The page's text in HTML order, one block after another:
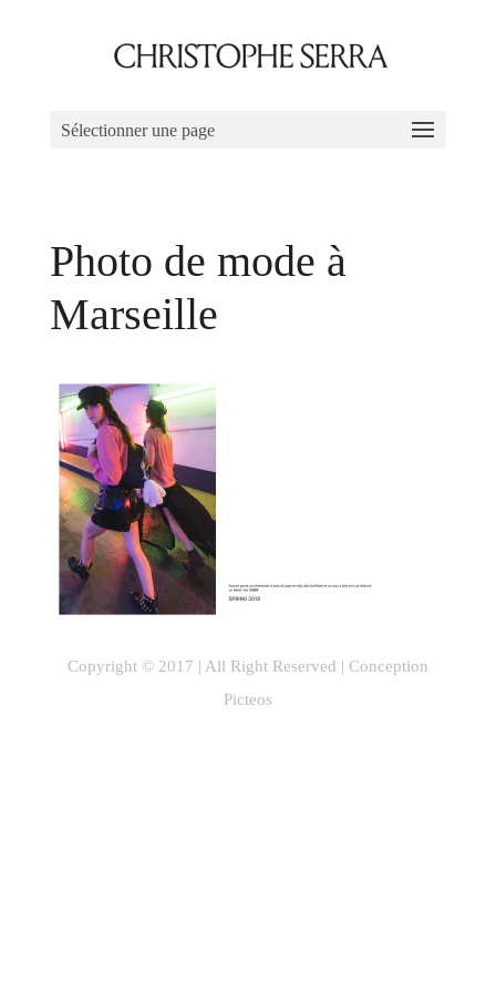
Sélectionner une page
Photo de mode à
Marseille
Copyright © 2017 | All Right Reserved | Conception
Picteos